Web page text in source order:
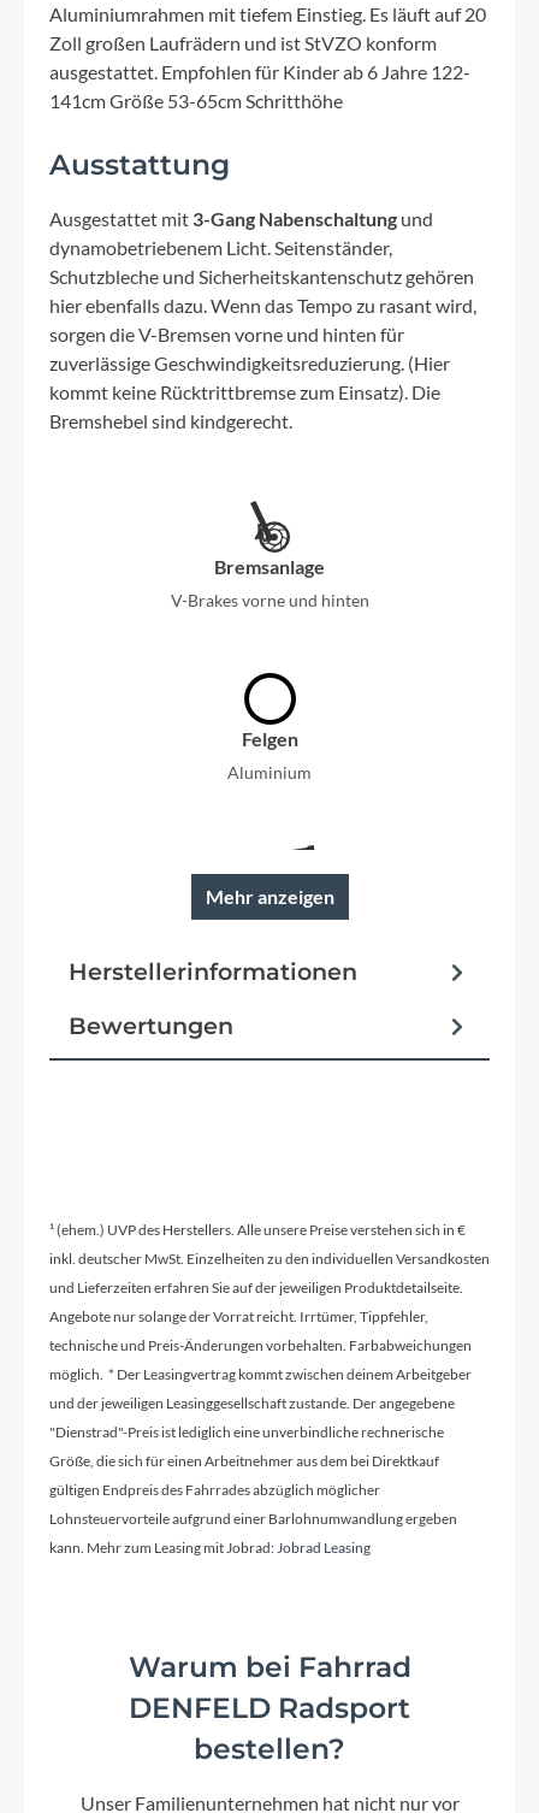
Aluminiumrahmen mit tiefem Einstieg. Es läuft auf 20
Zoll großen Laufrädern und ist StVZO konform
ausgestattet. Empfohlen für Kinder ab 6 Jahre 122-
141cm Größe 53-65cm Schritthöhe
Ausstattung
Ausgestattet mit 3-Gang Nabenschaltung und
dynamobetriebenem Licht. Seitenständer,
Schutzbleche und Sicherheitskantenschutz gehören
hier ebenfalls dazu. Wenn das Tempo zu rasant wird,
sorgen die V-Bremsen vorne und hinten für
zuverlässige Geschwindigkeitsreduzierung. (Hier
kommt keine Rücktrittbremse zum Einsatz). Die
Bremshebel sind kindgerecht.
Bremsanlage
V-Brakes vorne und hinten
Felgen
Aluminium
Rahmen
Inklusive
Ständer
Inklusive
Glocke
Rahmentyp
Tiefeinsteiger
Mehr anzeigen
Herstellerinformationen
Bewertungen
¹ (ehem.) UVP des Herstellers. Alle unsere Preise verstehen sich in €
inkl. deutscher MwSt. Einzelheiten zu den individuellen Versandkosten
und Lieferzeiten erfahren Sie auf der jeweiligen Produktdetailseite.
Angebote nur solange der Vorrat reicht. Irrtümer, Tippfehler,
technische und Preis-Änderungen vorbehalten. Farbabweichungen
möglich. * Der Leasingvertrag kommt zwischen deinem Arbeitgeber
und der jeweiligen Leasinggesellschaft zustande. Der angegebene
"Dienstrad"-Preis ist lediglich eine unverbindliche rechnerische
Größe, die sich für einen Arbeitnehmer aus dem bei Direktkauf
gültigen Endpreis des Fahrrades abzüglich möglicher
Lohnsteuervorteile aufgrund einer Barlohnumwandlung ergeben
kann. Mehr zum Leasing mit Jobrad:Jobrad Leasing
Warum bei Fahrrad
DENFELD Radsport
bestellen?
Unser Familienunternehmen hat nicht nur vor